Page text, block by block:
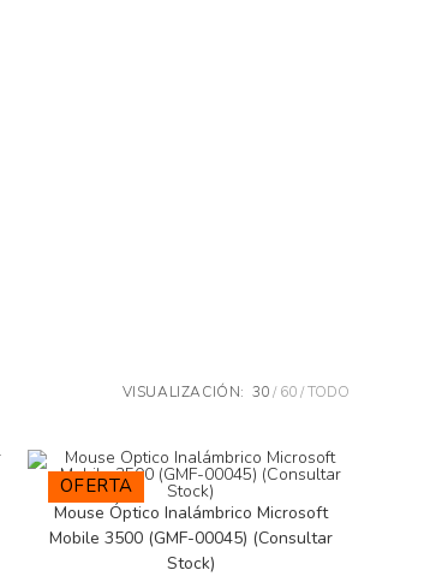
VISUALIZACIÓN: 30 60 TODO
OFERTA
Mouse Óptico Inalámbrico Microsoft
Mobile 3500 (GMF-00045) (Consultar
Stock)